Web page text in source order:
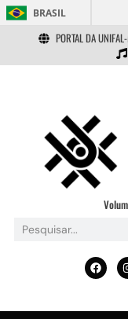
BRASIL
PORTAL DA